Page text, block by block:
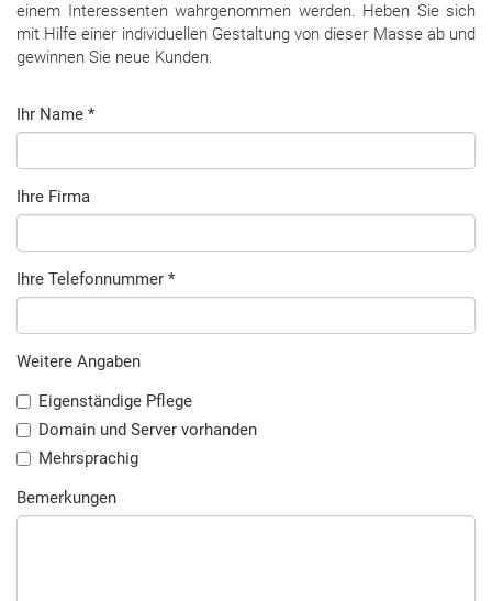
einem Interessenten wahrgenommen werden. Heben Sie sich
mit Hilfe einer individuellen Gestaltung von dieser Masse ab und
gewinnen Sie neue Kunden.
Ihr Name *
Ihre Firma
Ihre Telefonnummer *
Weitere Angaben
Eigenständige Pflege
Domain und Server vorhanden
Mehrsprachig
Bemerkungen